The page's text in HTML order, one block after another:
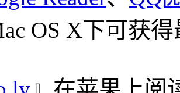
OS X下可获